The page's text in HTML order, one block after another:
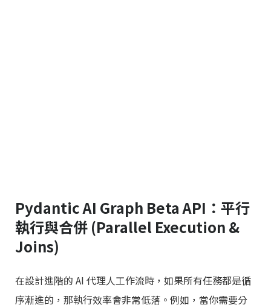
Pydantic AI Graph Beta API：平行
執行與合併 (Parallel Execution &
Joins)
在設計進階的 AI 代理人工作流時，如果所有任務都是循
序漸進的，那執行效率會非常低落。例如，當你需要分